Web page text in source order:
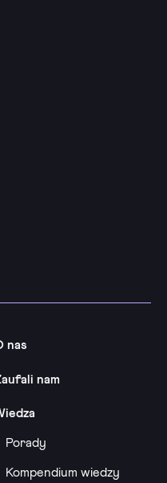
nas
nam
Porady
Kompendium wiedzy